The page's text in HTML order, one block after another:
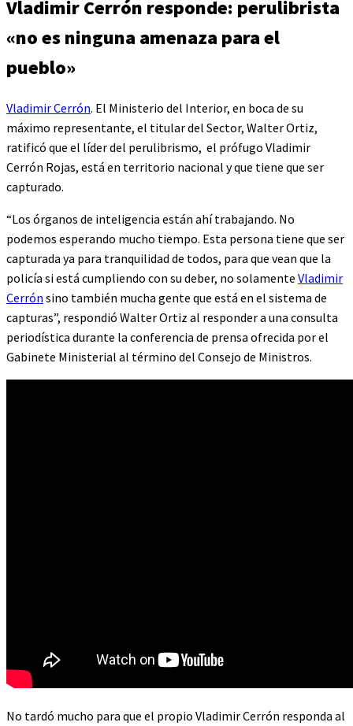
Vladimir Cerrón responde: perulibrista
«no es ninguna amenaza para el
pueblo»
Vladimir Cerrón. El Ministerio del Interior, en boca de su
máximo representante, el titular del Sector, Walter Ortiz,
ratificó que el líder del perulibrismo, el prófugo Vladimir
Cerrón Rojas, está en territorio nacional y que tiene que ser
capturado.
“Los órganos de inteligencia están ahí trabajando. No
podemos esperando mucho tiempo. Esta persona tiene que ser
capturada ya para tranquilidad de todos, para que vean que la
policía si está cumpliendo con su deber, no solamente Vladimir
Cerrón sino también mucha gente que está en el sistema de
capturas”, respondió Walter Ortiz al responder a una consulta
periodística durante la conferencia de prensa ofrecida por el
Gabinete Ministerial al término del Consejo de Ministros.
No tardó mucho para que el propio Vladimir Cerrón responda al